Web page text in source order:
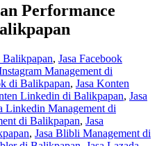
Performance
Balikpapan, Jasa Facebook
Management di
di Balikpapan, Jasa Konten
Linkedin di Balikpapan, Jasa
Linkedin Management di
di Balikpapan, Jasa
, Jasa Blibli Management di